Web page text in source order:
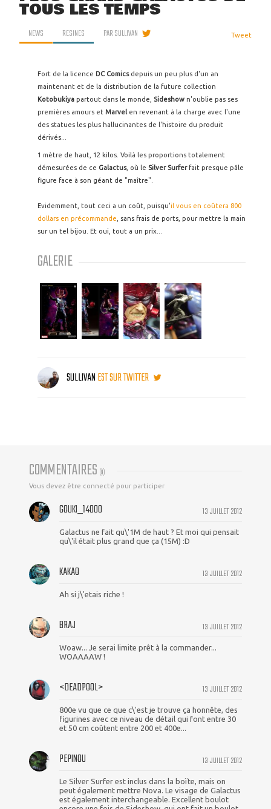
TOUS LES TEMPS
NEWS RESINES PARSULLIVAN Tweet
Fort de la licence DC Comicsdepuis un peu plus d'un an
maintenant et de la distribution de la future collection
Kotobukiya partout dans le monde, Sideshow n'oublie pas ses
premières amours et Marvel en revenant à la charge avec l'une
des statues les plus hallucinantes de l'histoire du produit
dérivés...
1 mètre de haut, 12 kilos. Voilà les proportions totalement
démesurées de ce Galactus, où le Silver Surferfait presque pâle
figure face à son géant de "maître".
Evidemment, tout ceci a un coût, puisqu'il vous en coûtera 800
dollars en précommande , sans frais de ports, pour mettre la main
sur un tel bijou. Et oui, tout a un prix...
GALERIE
SULLIVANEST SUR TWITTER
COMMENTAIRES (9)
Vous devez être connecté pour participer
13 JUILLET 2012
GOUKI_14000
Galactus ne fait qu\'1M de haut ? Et moi qui pensait
qu\'il était plus grand que ça (15M) :D
13 JUILLET 2012
KAKAO
Ah si j\'etais riche !
13 JUILLET 2012
BRAJ
Woaw... Je serai limite prêt à la commander...
WOAAAAW !
13 JUILLET 2012
<DEADPOOL>
800e vu que ce que c\'est je trouve ça honnête, des
figurines avec ce niveau de détail qui font entre 30
et 50 cm coûtent entre 200 et 400e...
13 JUILLET 2012
PEPINOU
Le Silver Surfer est inclus dans la boïte, mais on
peut également mettre Nova. Le visage de Galactus
est également interchangeable. Excellent boulot